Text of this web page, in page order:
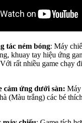
tác ném bóng: Máy
khuay tay hiệu ứng
rất nhiều game chạy
cảm ứng dưới sàn: Máy
(Màu trắng) các bé